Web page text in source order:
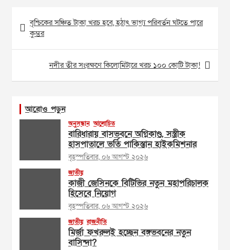
Post
navigation
বৃশ্চিকের সঞ্চিত টাকা খরচ হবে, হঠাৎ ভাগ্য পরিবর্তন ঘটতে পারে
কুম্ভর
নদীর তীর সংরক্ষণে কিলোমিটারে খরচ ১০০ কোটি টাকা!
আরোও পড়ুন
অনুসন্ধান আলোচিত
বারিধারায় বাসভবনে অগ্নিকাণ্ড, সস্ত্রীক
হাসপাতালে ভর্তি পাকিস্তান হাইকমিশনার
বৃহস্পতিবার, ০৬ আগস্ট ২০২৬
জাতীয়
কাজী জেসিনকে বিটিভির নতুন মহাপরিচালক
হিসেবে নিয়োগ
বৃহস্পতিবার, ০৬ আগস্ট ২০২৬
জাতীয় রাজনীতি
মির্জা ফখরুলই হচ্ছেন বঙ্গভবনের নতুন
বাসিন্দা?